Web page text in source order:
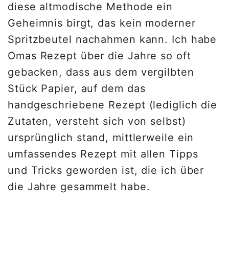
diese altmodische Methode ein
Geheimnis birgt, das kein moderner
Spritzbeutel nachahmen kann. Ich habe
Omas Rezept über die Jahre so oft
gebacken, dass aus dem vergilbten
Stück Papier, auf dem das
handgeschriebene Rezept (lediglich die
Zutaten, versteht sich von selbst)
ursprünglich stand, mittlerweile ein
umfassendes Rezept mit allen Tipps
und Tricks geworden ist, die ich über
die Jahre gesammelt habe.